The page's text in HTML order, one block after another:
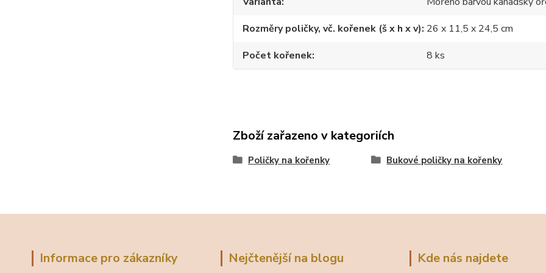
Rozměry poličky, vč. kořenek (š x h x v) 26 x 11,5 x 24,5 cm
Počet kořenek
8 ks
Zboží zařazeno v kategoriích
Poličky na kořenky Bukové poličky na kořenky
Informace pro zákazníky Nejčtenější na blogu Kde nás najdete